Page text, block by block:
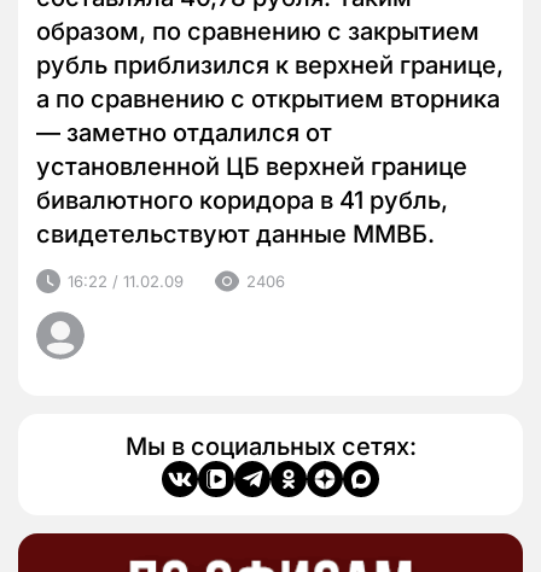
образом, по сравнению с закрытием
рубль приблизился к верхней границе,
а по сравнению с открытием вторника
— заметно отдалился от
установленной ЦБ верхней границе
бивалютного коридора в 41 рубль,
свидетельствуют данные ММВБ.
16:22 / 11.02.09 2406
Мы в социальных сетях: